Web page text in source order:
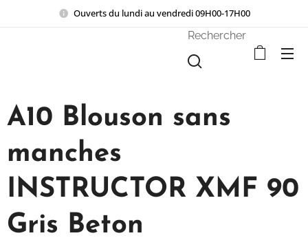
Ouverts du lundi au vendredi 09H00-17H00
Rechercher
A10 Blouson sans
manches
INSTRUCTOR XMF 90
Gris Beton